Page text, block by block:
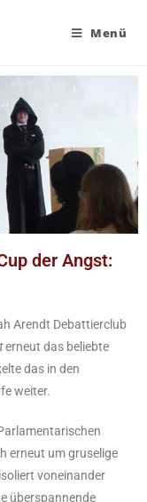
Menü
der Angst:
Arendt Debattierclub
erneut das beliebte
das in den
weiter.
erneut um gruselige
voneinander
überspannende